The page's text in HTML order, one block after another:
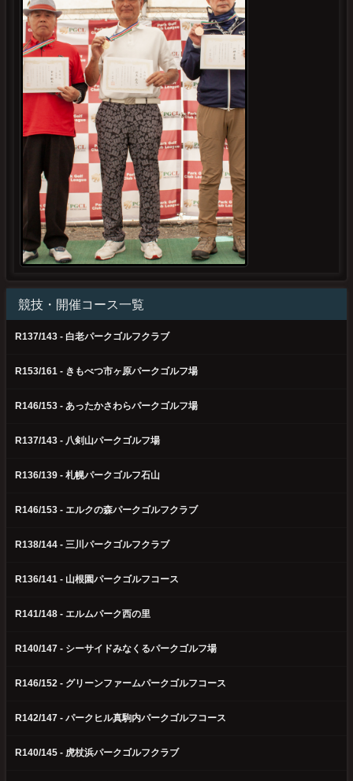
競技・開催コース一覧
R137/143 - 白老パークゴルフクラブ
R153/161 - きもべつ市ヶ原パークゴルフ場
R146/153 - あったかさわらパークゴルフ場
R137/143 - 八剣山パークゴルフ場
R136/139 - 札幌パークゴルフ石山
R146/153 - エルクの森パークゴルフクラブ
R138/144 - 三川パークゴルフクラブ
R136/141 - 山根園パークゴルフコース
R141/148 - エルムパーク西の里
R140/147 - シーサイドみなくるパークゴルフ場
R146/152 - グリーンファームパークゴルフコース
R142/147 - パークヒル真駒内パークゴルフコース
R140/145 - 虎杖浜パークゴルフクラブ